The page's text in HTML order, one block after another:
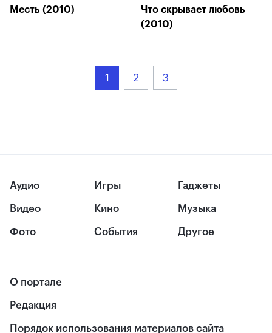
Месть (2010)
Что скрывает любовь
(2010)
1 2 3
Аудио
Видео
Фото
Игры
Кино
События
Гаджеты
Музыка
Другое
О портале
Редакция
Порядок использования материалов сайта